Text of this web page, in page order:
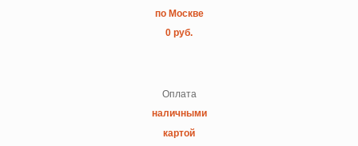
по Москве
0 руб.
Оплата
наличными
картой